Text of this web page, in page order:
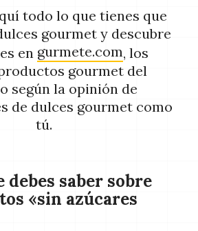
todo lo que tienes que
gourmet y descubre
en gurmete.com, los
gourmet del
según la opinión de
de dulces gourmet como
tú.
debes saber sobre
«sin azúcares